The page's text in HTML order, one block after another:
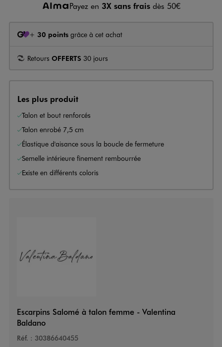
Payez en 3X sans frais dès 50€
+ 30 points grâce à cet achat
Retours OFFERTS 30 jours
Les plus produit
Talon et bout renforcés
Talon enrobé 7,5 cm
Élastique d'aisance sous la boucle de fermeture
Semelle intérieure finement rembourrée
Existe en différents coloris
Escarpins Salomé à talon femme - Valentina
Baldano
Réf. : 30386640455